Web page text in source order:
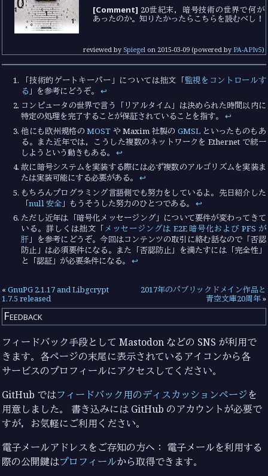
[Comment] 20世紀末，暗号技術の世界で何が
あったのか。知りたかったらこちらを読むべし！
reviewed by Spiegelon 2015-03-09(powered by PA-APIv5)
「技術的ゲートキーパー」については拙文「監視をコントロールす
る 」を参考にどうぞ。↩︎
コンピュータの世界で言う「リアルタイム」は決められた時間以内に
特定の処理を完了することが保証されていることを指す。↩︎
他にも欧州規格のMOST や Maxim 社製のGMSL といったものもあ
る。また近年では，こうした複数のネットワークを Ethernet で統一
しようという動きもある。↩︎
故に暗号システムを実装する際には必ず複数のアルゴリズムを実装ま
たは実装可能にする必要がある。↩︎
もちろんプログラミング言語側でも努力をしているよ。先日紹介した
「null 安全 」もうそうした努力のひとつである。↩︎
ただし近年は「暗号化メッセージング」について要件が変わってきて
いる。詳しくは拙文「メッセージングは E2E 暗号化および PFS が
肝 」を参考にどうぞ。今回はコンテンツの取引に絡む話なので「否認
防止」は必須要件になる。また「否認防止」を満たすには「完全性」
と「認証」が必要条件になる。↩︎
«GnuPG 2.1.17 and Libgcrypt
1.7.5 released
2017年のパブリックドメイン作品と
青空文庫20周年»
Feedback
フィードバック手段として Mastodon などの SNS が利用で
きます。各ページの末尾に表示されているアイコンから各
サービスのプロフィールにアクセスしてください。
GitHub ではフィードバック用のディスカッションページを
用意しました。 書き込みには GitHub のアカウントが必要で
すが，お気軽にご利用ください。
電子メールアドレスをご存知の方へ： 電子メールを利用する
際の公開鍵はプロフィールから取得できます。